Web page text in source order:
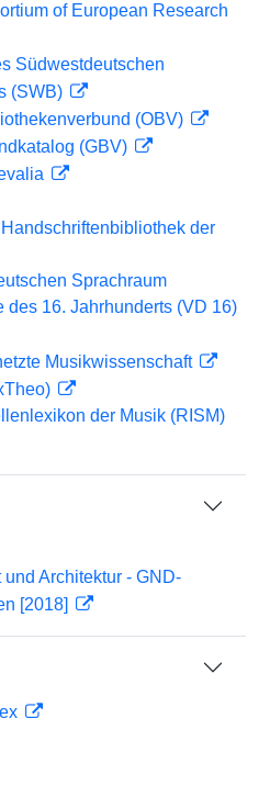
of European Research
Südwestdeutschen
(SWB)
(OBV)
(GBV)
der
Sprachraum
des 16. Jahrhunderts (VD 16)
Musikwissenschaft
der Musik (RISM)
Architektur - GND-
[2018]